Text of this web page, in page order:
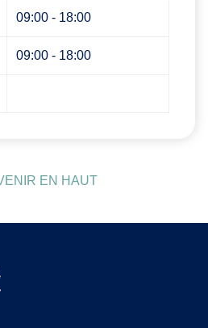
09:00 - 18:00
09:00 - 18:00
EN HAUT